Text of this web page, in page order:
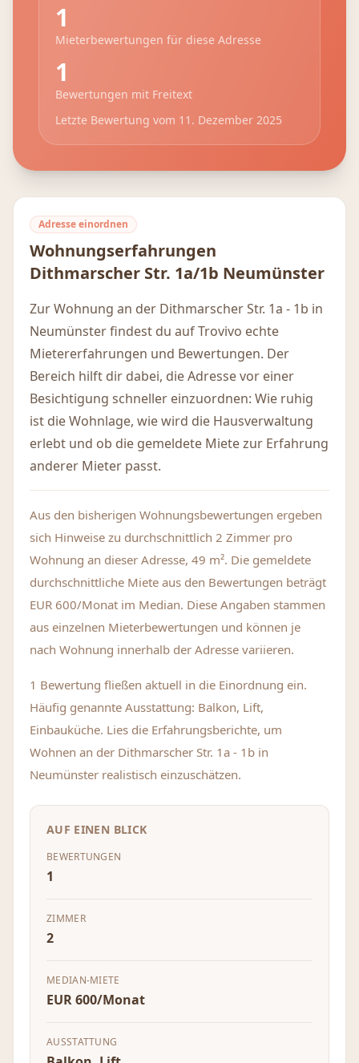
1
Mieterbewertungen für diese Adresse
1
Bewertungen mit Freitext
Letzte Bewertung vom 11. Dezember 2025
Adresse einordnen
Wohnungserfahrungen
Dithmarscher Str. 1a/1b Neumünster
Zur Wohnung an der Dithmarscher Str. 1a - 1b in
Neumünster findest du auf Trovivo echte
Mietererfahrungen und Bewertungen. Der
Bereich hilft dir dabei, die Adresse vor einer
Besichtigung schneller einzuordnen: Wie ruhig
ist die Wohnlage, wie wird die Hausverwaltung
erlebt und ob die gemeldete Miete zur Erfahrung
anderer Mieter passt.
Aus den bisherigen Wohnungsbewertungen ergeben
sich Hinweise zu durchschnittlich 2 Zimmer pro
Wohnung an dieser Adresse, 49 m². Die gemeldete
durchschnittliche Miete aus den Bewertungen beträgt
EUR 600/Monat im Median. Diese Angaben stammen
aus einzelnen Mieterbewertungen und können je
nach Wohnung innerhalb der Adresse variieren.
1 Bewertung fließen aktuell in die Einordnung ein.
Häufig genannte Ausstattung: Balkon, Lift,
Einbauküche. Lies die Erfahrungsberichte, um
Wohnen an der Dithmarscher Str. 1a - 1b in
Neumünster realistisch einzuschätzen.
AUF EINEN BLICK
BEWERTUNGEN
1
ZIMMER
2
MEDIAN-MIETE
EUR 600/Monat
AUSSTATTUNG